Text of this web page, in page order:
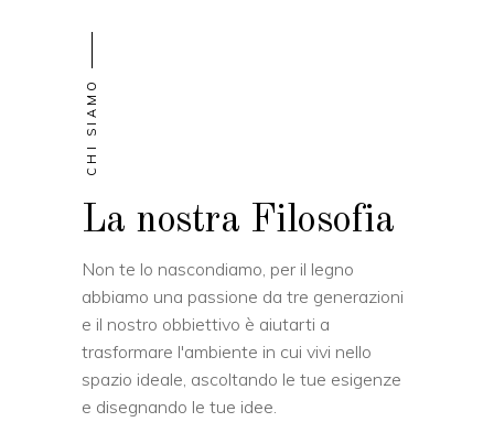
CHI SIAMO
La nostra Filosofia
Non te lo nascondiamo, per il legno
abbiamo una passione da tre generazioni
e il nostro obbiettivo è aiutarti a
trasformare l'ambiente in cui vivi nello
spazio ideale, ascoltando le tue esigenze
e disegnando le tue idee.